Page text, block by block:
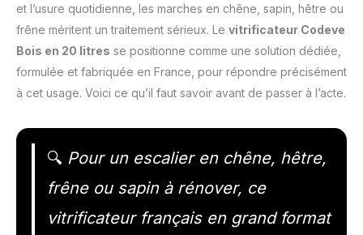
et l’usure quotidienne, les marches en chêne, sapin, hêtre ou
frêne méritent un traitement sérieux. Le vitrificateur Codeve
Bois en 20 litres se positionne comme une solution dédiée,
formulée et fabriquée en France, pour répondre précisément
à cet usage. Voici ce qu’il faut savoir avant de passer à l’acte.
🔍 Pour un escalier en chêne, hêtre,
frêne ou sapin à rénover, ce
vitrificateur français en grand format